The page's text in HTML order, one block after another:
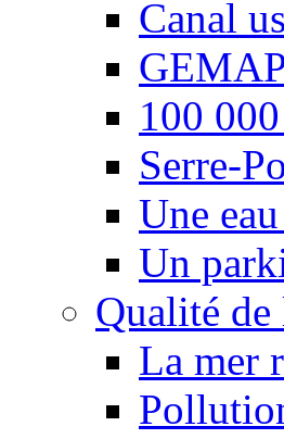
Canal
100
Serre-
Une
Un
Qualité de
La mer